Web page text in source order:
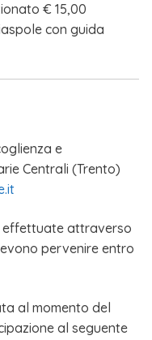
€ 15,00
con guida
e
Centrali (Trento)
effettuate attraverso
pervenire entro
al momento del
al seguente